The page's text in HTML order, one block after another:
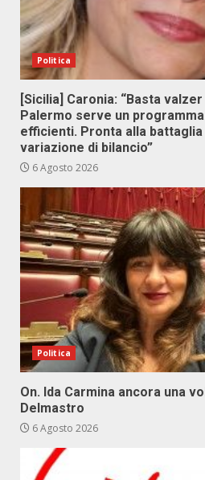
Politica
[Sicilia] Caronia: “Basta
Palermo serve un
efficienti. Pronta alla
variazione di bilancio”
6 Agosto 2026
Politica
On. Ida Carmina ancora una
Delmastro
6 Agosto 2026